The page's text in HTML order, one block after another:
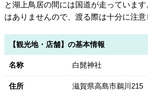
と湖上鳥居の間には国道が走っていま
はありませんので、渡る際は十分に注意
【観光地・店舗】の基本情報
名称 白髭神社
住所 滋賀県高島市鵜川215